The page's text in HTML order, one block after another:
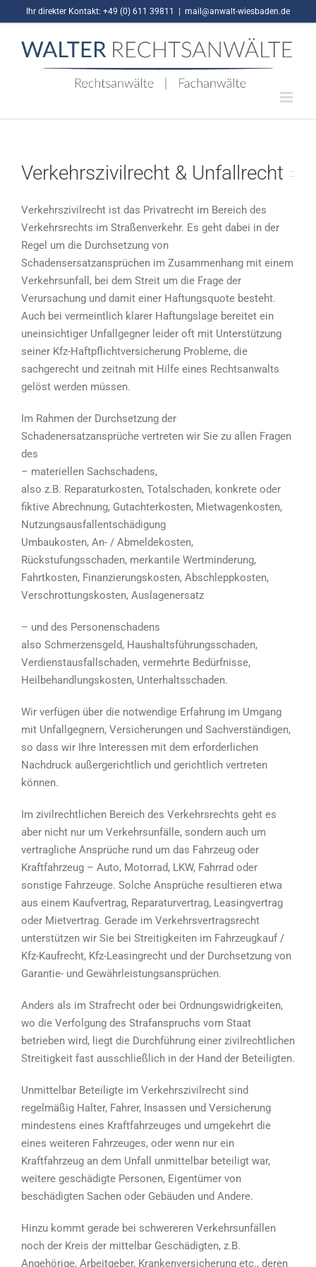
Inhalt
springen
Ihr direkter Kontakt: +49 (0) 611 39811 mail@anwalt-wiesbaden.de
Verkehrszivilrecht & Unfallrecht
Verkehrszivilrecht ist das Privatrecht im Bereich des
Verkehrsrechts im Straßenverkehr. Es geht dabei in der
Regel um die Durchsetzung von
Schadensersatzansprüchen im Zusammenhang mit einem
Verkehrsunfall, bei dem Streit um die Frage der
Verursachung und damit einer Haftungsquote besteht.
Auch bei vermeintlich klarer Haftungslage bereitet ein
uneinsichtiger Unfallgegner leider oft mit Unterstützung
seiner Kfz-Haftpflichtversicherung Probleme, die
sachgerecht und zeitnah mit Hilfe eines Rechtsanwalts
gelöst werden müssen.
Im Rahmen der Durchsetzung der
Schadenersatzansprüche vertreten wir Sie zu allen Fragen
des
– materiellen Sachschadens,
also z.B. Reparaturkosten, Totalschaden, konkrete oder
fiktive Abrechnung, Gutachterkosten, Mietwagenkosten,
Nutzungsausfallentschädigung
Umbaukosten, An- / Abmeldekosten,
Rückstufungsschaden, merkantile Wertminderung,
Fahrtkosten, Finanzierungskosten, Abschleppkosten,
Verschrottungskosten, Auslagenersatz
– und des Personenschadens
also Schmerzensgeld, Haushaltsführungsschaden,
Verdienstausfallschaden, vermehrte Bedürfnisse,
Heilbehandlungskosten, Unterhaltsschaden.
Wir verfügen über die notwendige Erfahrung im Umgang
mit Unfallgegnern, Versicherungen und Sachverständigen,
so dass wir Ihre Interessen mit dem erforderlichen
Nachdruck außergerichtlich und gerichtlich vertreten
können.
Im zivilrechtlichen Bereich des Verkehrsrechts geht es
aber nicht nur um Verkehrsunfälle, sondern auch um
vertragliche Ansprüche rund um das Fahrzeug oder
Kraftfahrzeug – Auto, Motorrad, LKW, Fahrrad oder
sonstige Fahrzeuge. Solche Ansprüche resultieren etwa
aus einem Kaufvertrag, Reparaturvertrag, Leasingvertrag
oder Mietvertrag. Gerade im Verkehrsvertragsrecht
unterstützen wir Sie bei Streitigkeiten im Fahrzeugkauf /
Kfz-Kaufrecht, Kfz-Leasingrecht und der Durchsetzung von
Garantie- und Gewährleistungsansprüchen.
Anders als im Strafrecht oder bei Ordnungswidrigkeiten,
wo die Verfolgung des Strafanspruchs vom Staat
betrieben wird, liegt die Durchführung einer zivilrechtlichen
Streitigkeit fast ausschließlich in der Hand der Beteiligten.
Unmittelbar Beteiligte im Verkehrszivilrecht sind
regelmäßig Halter, Fahrer, Insassen und Versicherung
mindestens eines Kraftfahrzeuges und umgekehrt die
eines weiteren Fahrzeuges, oder wenn nur ein
Kraftfahrzeug an dem Unfall unmittelbar beteiligt war,
weitere geschädigte Personen, Eigentümer von
beschädigten Sachen oder Gebäuden und Andere.
Hinzu kommt gerade bei schwereren Verkehrsunfällen
noch der Kreis der mittelbar Geschädigten, z.B.
Angehörige, Arbeitgeber, Krankenversicherung etc., deren